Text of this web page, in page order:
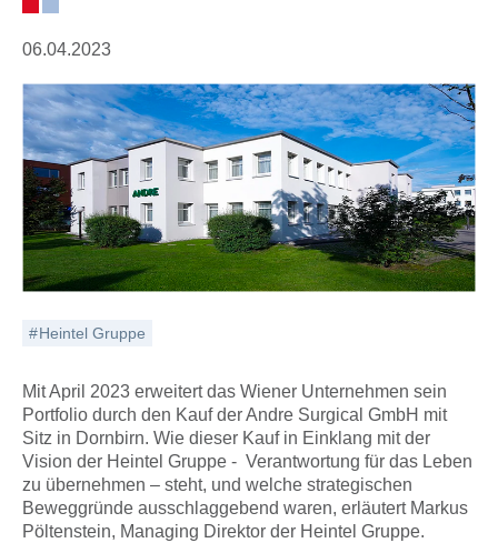
06.04.2023
Heintel Gruppe
Mit April 2023 erweitert das Wiener Unternehmen sein
Portfolio durch den Kauf der Andre Surgical GmbH mit
Sitz in Dornbirn. Wie dieser Kauf in Einklang mit der
Vision der Heintel Gruppe - Verantwortung für das Leben
zu übernehmen – steht, und welche strategischen
Beweggründe ausschlaggebend waren, erläutert Markus
Pöltenstein, Managing Direktor der Heintel Gruppe.